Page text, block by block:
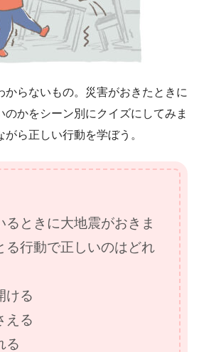
からないもの。災害がおきたときに
のかをシーン別にクイズにしてみま
ら正しい行動を学ぼう。
るときに大地震がおきま
る行動で正しいのはどれ
ける
える
る